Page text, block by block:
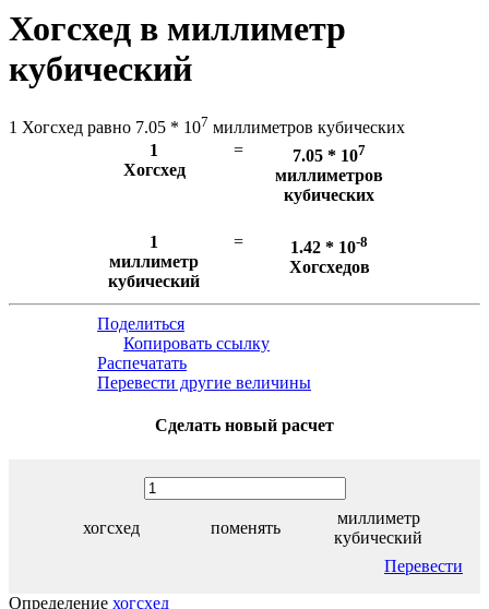
Хогсхед в миллиметр
кубический
1 Хогсхед равно 7.05 * 107 миллиметров кубических
1
Хогсхед
= 7.05 * 107
миллиметров
кубических
1
миллиметр
кубический
= 1.42 * 10-8
Хогсхедов
Поделиться
Копировать ссылку
Распечатать
Перевести другие величины
Сделать новый расчет
хогсхед поменять
миллиметр
кубический
Перевести
Определение хогсхед